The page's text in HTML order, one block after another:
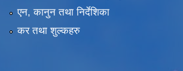
एन, कानुन तथा निर्देशिका
कर तथा शुल्कहरु